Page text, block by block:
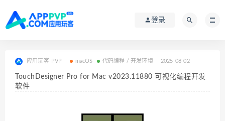
登录
应用玩客-PVP macOS 代码编程 / 开发环境 2025-08-02
TouchDesigner Pro for Mac v2023.11880 可视化编程开发
软件